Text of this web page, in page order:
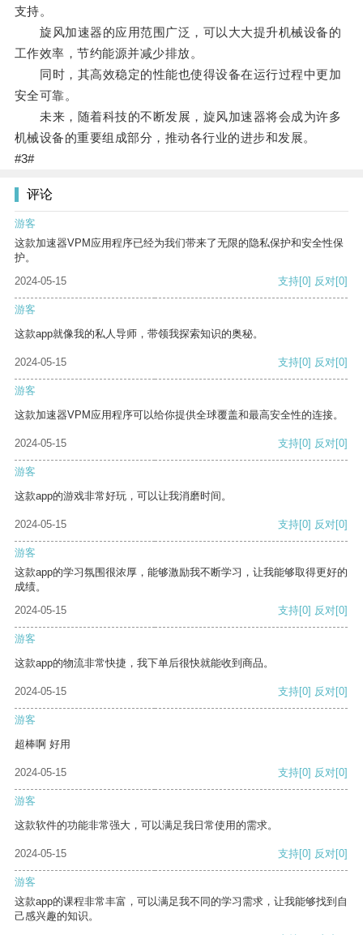
支持。
旋风加速器的应用范围广泛，可以大大提升机械设备的
工作效率，节约能源并减少排放。
同时，其高效稳定的性能也使得设备在运行过程中更加
安全可靠。
未来，随着科技的不断发展，旋风加速器将会成为许多
机械设备的重要组成部分，推动各行业的进步和发展。
#3#
评论
游客
这款加速器VPM应用程序已经为我们带来了无限的隐私保护和安全性保
护。
2024-05-15
支持[0] 反对[0]
游客
这款app就像我的私人导师，带领我探索知识的奥秘。
2024-05-15 支持[0] 反对[0]
游客
这款加速器VPM应用程序可以给你提供全球覆盖和最高安全性的连接。
2024-05-15 支持[0] 反对[0]
游客
这款app的游戏非常好玩，可以让我消磨时间。
2024-05-15 支持[0] 反对[0]
游客
这款app的学习氛围很浓厚，能够激励我不断学习，让我能够取得更好的
成绩。
2024-05-15
支持[0] 反对[0]
游客
这款app的物流非常快捷，我下单后很快就能收到商品。
2024-05-15 支持[0] 反对[0]
游客
超棒啊 好用
2024-05-15 支持[0] 反对[0]
游客
这款软件的功能非常强大，可以满足我日常使用的需求。
2024-05-15 支持[0] 反对[0]
游客
这款app的课程非常丰富，可以满足我不同的学习需求，让我能够找到自
己感兴趣的知识。